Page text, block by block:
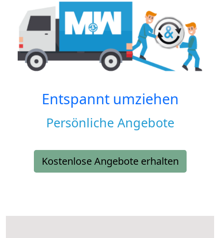
Entspannt umziehen
Persönliche Angebote
Kostenlose Angebote erhalten